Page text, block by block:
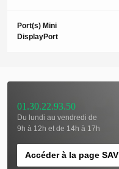
Port(s) Mini
DisplayPort
01.30.22.93.50
Du lundi au vendredi de
9h à 12h et de 14h à 17h
Accéder à la page SAV